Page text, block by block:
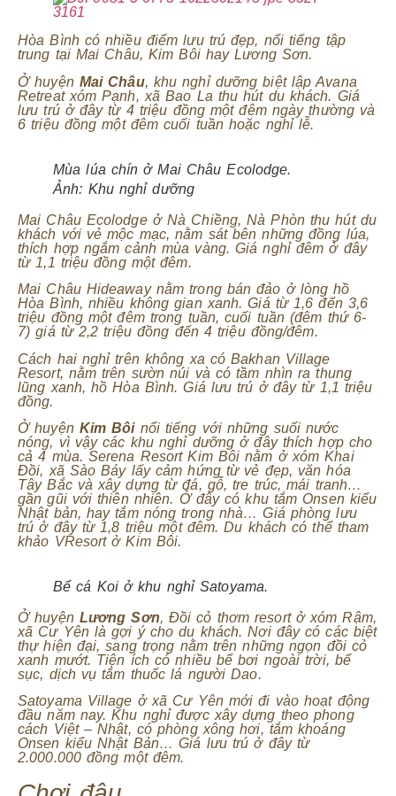
Hòa Bình có nhiều điểm lưu trú đẹp, nổi tiếng tập
trung tại Mai Châu, Kim Bôi hay Lương Sơn.
Ở huyện Mai Châu, khu nghỉ dưỡng biệt lập Avana
Retreat xóm Pạnh, xã Bao La thu hút du khách. Giá
lưu trú ở đây từ 4 triệu đồng một đêm ngày thường và
6 triệu đồng một đêm cuối tuần hoặc nghỉ lễ.
Mùa lúa chín ở Mai Châu Ecolodge.
Ảnh: Khu nghỉ dưỡng
Mai Châu Ecolodge ở Nà Chiềng, Nà Phòn thu hút du
khách với vẻ mộc mạc, nằm sát bên những đồng lúa,
thích hợp ngắm cảnh mùa vàng. Giá nghỉ đêm ở đây
từ 1,1 triệu đồng một đêm.
Mai Châu Hideaway nằm trong bán đảo ở lòng hồ
Hòa Bình, nhiều không gian xanh. Giá từ 1,6 đến 3,6
triệu đồng một đêm trong tuần, cuối tuần (đêm thứ 6-
7) giá từ 2,2 triệu đồng đến 4 triệu đồng/đêm.
Cách hai nghỉ trên không xa có Bakhan Village
Resort, nằm trên sườn núi và có tầm nhìn ra thung
lũng xanh, hồ Hòa Bình. Giá lưu trú ở đây từ 1,1 triệu
đồng.
Ở huyện Kim Bôinổi tiếng với những suối nước
nóng, vì vậy các khu nghỉ dưỡng ở đây thích hợp cho
cả 4 mùa. Serena Resort Kim Bôi nằm ở xóm Khai
Đồi, xã Sào Báy lấy cảm hứng từ vẻ đẹp, văn hóa
Tây Bắc và xây dựng từ đá, gỗ, tre trúc, mái tranh…
gần gũi với thiên nhiên. Ở đây có khu tắm Onsen kiểu
Nhật bản, hay tắm nóng trong nhà… Giá phòng lưu
trú ở đây từ 1,8 triệu một đêm. Du khách có thể tham
khảo VResort ở Kim Bôi.
Bể cá Koi ở khu nghỉ Satoyama.
Ở huyện Lương Sơn, Đồi cỏ thơm resort ở xóm Rậm,
xã Cư Yên là gợi ý cho du khách. Nơi đây có các biệt
thự hiện đại, sang trọng nằm trên những ngọn đồi cỏ
xanh mướt. Tiện ích có nhiều bể bơi ngoài trời, bể
sục, dịch vụ tắm thuốc lá người Dao.
Satoyama Village ở xã Cư Yên mới đi vào hoạt động
đầu năm nay. Khu nghỉ được xây dựng theo phong
cách Việt – Nhật, có phòng xông hơi, tắm khoáng
Onsen kiểu Nhật Bản… Giá lưu trú ở đây từ
2.000.000 đồng một đêm.